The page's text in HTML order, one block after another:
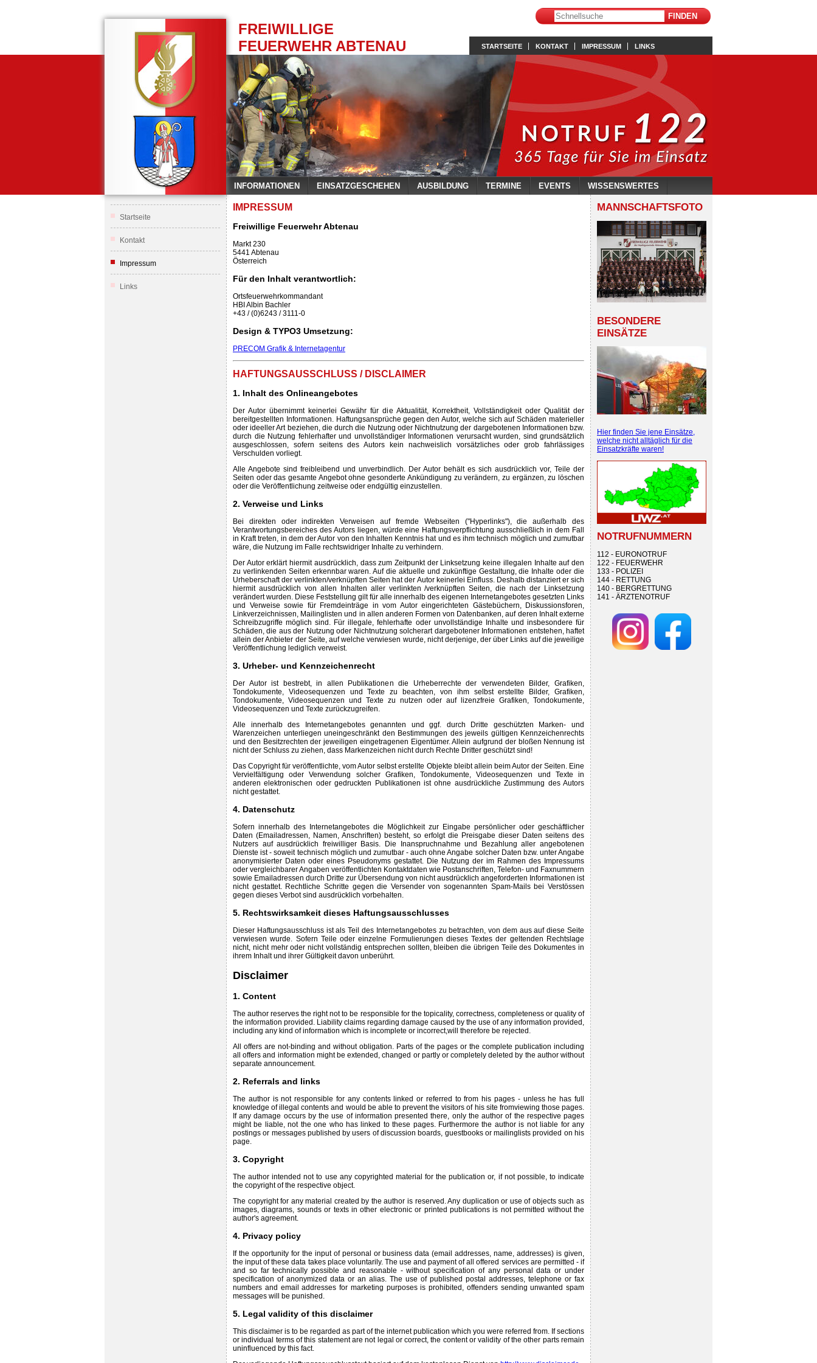
FREIWILLIGE
FEUERWEHR ABTENAU
STARTSEITE KONTAKT IMPRESSUM LINKS
INFORMATIONEN EINSATZGESCHEHEN AUSBILDUNG TERMINE EVENTS WISSENSWERTES
Startseite
Kontakt
Impressum
Links
IMPRESSUM
Freiwillige Feuerwehr Abtenau
Markt 230
5441 Abtenau
Österreich
Für den Inhalt verantwortlich:
Ortsfeuerwehrkommandant
HBI Albin Bachler
+43 / (0)6243 / 3111-0
Design & TYPO3 Umsetzung:
PRECOM Grafik & Internetagentur
HAFTUNGSAUSSCHLUSS / DISCLAIMER
1. Inhalt des Onlineangebotes
Der Autor übernimmt keinerlei Gewähr für die Aktualität, Korrektheit, Vollständigkeit oder Qualität der
bereitgestellten Informationen. Haftungsansprüche gegen den Autor, welche sich auf Schäden materieller
oder ideeller Art beziehen, die durch die Nutzung oder Nichtnutzung der dargebotenen Informationen bzw.
durch die Nutzung fehlerhafter und unvollständiger Informationen verursacht wurden, sind grundsätzlich
ausgeschlossen, sofern seitens des Autors kein nachweislich vorsätzliches oder grob fahrlässiges
Verschulden vorliegt.
Alle Angebote sind freibleibend und unverbindlich. Der Autor behält es sich ausdrücklich vor, Teile der
Seiten oder das gesamte Angebot ohne gesonderte Ankündigung zu verändern, zu ergänzen, zu löschen
oder die Veröffentlichung zeitweise oder endgültig einzustellen.
2. Verweise und Links
Bei direkten oder indirekten Verweisen auf fremde Webseiten ("Hyperlinks"), die außerhalb des
Verantwortungsbereiches des Autors liegen, würde eine Haftungsverpflichtung ausschließlich in dem Fall
in Kraft treten, in dem der Autor von den Inhalten Kenntnis hat und es ihm technisch möglich und zumutbar
wäre, die Nutzung im Falle rechtswidriger Inhalte zu verhindern.
Der Autor erklärt hiermit ausdrücklich, dass zum Zeitpunkt der Linksetzung keine illegalen Inhalte auf den
zu verlinkenden Seiten erkennbar waren. Auf die aktuelle und zukünftige Gestaltung, die Inhalte oder die
Urheberschaft der verlinkten/verknüpften Seiten hat der Autor keinerlei Einfluss. Deshalb distanziert er sich
hiermit ausdrücklich von allen Inhalten aller verlinkten /verknüpften Seiten, die nach der Linksetzung
verändert wurden. Diese Feststellung gilt für alle innerhalb des eigenen Internetangebotes gesetzten Links
und Verweise sowie für Fremdeinträge in vom Autor eingerichteten Gästebüchern, Diskussionsforen,
Linkverzeichnissen, Mailinglisten und in allen anderen Formen von Datenbanken, auf deren Inhalt externe
Schreibzugriffe möglich sind. Für illegale, fehlerhafte oder unvollständige Inhalte und insbesondere für
Schäden, die aus der Nutzung oder Nichtnutzung solcherart dargebotener Informationen entstehen, haftet
allein der Anbieter der Seite, auf welche verwiesen wurde, nicht derjenige, der über Links auf die jeweilige
Veröffentlichung lediglich verweist.
3. Urheber- und Kennzeichenrecht
Der Autor ist bestrebt, in allen Publikationen die Urheberrechte der verwendeten Bilder, Grafiken,
Tondokumente, Videosequenzen und Texte zu beachten, von ihm selbst erstellte Bilder, Grafiken,
Tondokumente, Videosequenzen und Texte zu nutzen oder auf lizenzfreie Grafiken, Tondokumente,
Videosequenzen und Texte zurückzugreifen.
Alle innerhalb des Internetangebotes genannten und ggf. durch Dritte geschützten Marken- und
Warenzeichen unterliegen uneingeschränkt den Bestimmungen des jeweils gültigen Kennzeichenrechts
und den Besitzrechten der jeweiligen eingetragenen Eigentümer. Allein aufgrund der bloßen Nennung ist
nicht der Schluss zu ziehen, dass Markenzeichen nicht durch Rechte Dritter geschützt sind!
Das Copyright für veröffentlichte, vom Autor selbst erstellte Objekte bleibt allein beim Autor der Seiten. Eine
Vervielfältigung oder Verwendung solcher Grafiken, Tondokumente, Videosequenzen und Texte in
anderen elektronischen oder gedruckten Publikationen ist ohne ausdrückliche Zustimmung des Autors
nicht gestattet.
4. Datenschutz
Sofern innerhalb des Internetangebotes die Möglichkeit zur Eingabe persönlicher oder geschäftlicher
Daten (Emailadressen, Namen, Anschriften) besteht, so erfolgt die Preisgabe dieser Daten seitens des
Nutzers auf ausdrücklich freiwilliger Basis. Die Inanspruchnahme und Bezahlung aller angebotenen
Dienste ist - soweit technisch möglich und zumutbar - auch ohne Angabe solcher Daten bzw. unter Angabe
anonymisierter Daten oder eines Pseudonyms gestattet. Die Nutzung der im Rahmen des Impressums
oder vergleichbarer Angaben veröffentlichten Kontaktdaten wie Postanschriften, Telefon- und Faxnummern
sowie Emailadressen durch Dritte zur Übersendung von nicht ausdrücklich angeforderten Informationen ist
nicht gestattet. Rechtliche Schritte gegen die Versender von sogenannten Spam-Mails bei Verstössen
gegen dieses Verbot sind ausdrücklich vorbehalten.
5. Rechtswirksamkeit dieses Haftungsausschlusses
Dieser Haftungsausschluss ist als Teil des Internetangebotes zu betrachten, von dem aus auf diese Seite
verwiesen wurde. Sofern Teile oder einzelne Formulierungen dieses Textes der geltenden Rechtslage
nicht, nicht mehr oder nicht vollständig entsprechen sollten, bleiben die übrigen Teile des Dokumentes in
ihrem Inhalt und ihrer Gültigkeit davon unberührt.
Disclaimer
1. Content
The author reserves the right not to be responsible for the topicality, correctness, completeness or quality of
the information provided. Liability claims regarding damage caused by the use of any information provided,
including any kind of information which is incomplete or incorrect,will therefore be rejected.
All offers are not-binding and without obligation. Parts of the pages or the complete publication including
all offers and information might be extended, changed or partly or completely deleted by the author without
separate announcement.
2. Referrals and links
The author is not responsible for any contents linked or referred to from his pages - unless he has full
knowledge of illegal contents and would be able to prevent the visitors of his site fromviewing those pages.
If any damage occurs by the use of information presented there, only the author of the respective pages
might be liable, not the one who has linked to these pages. Furthermore the author is not liable for any
postings or messages published by users of discussion boards, guestbooks or mailinglists provided on his
page.
3. Copyright
The author intended not to use any copyrighted material for the publication or, if not possible, to indicate
the copyright of the respective object.
The copyright for any material created by the author is reserved. Any duplication or use of objects such as
images, diagrams, sounds or texts in other electronic or printed publications is not permitted without the
author's agreement.
4. Privacy policy
If the opportunity for the input of personal or business data (email addresses, name, addresses) is given,
the input of these data takes place voluntarily. The use and payment of all offered services are permitted - if
and so far technically possible and reasonable - without specification of any personal data or under
specification of anonymized data or an alias. The use of published postal addresses, telephone or fax
numbers and email addresses for marketing purposes is prohibited, offenders sending unwanted spam
messages will be punished.
5. Legal validity of this disclaimer
This disclaimer is to be regarded as part of the internet publication which you were referred from. If sections
or individual terms of this statement are not legal or correct, the content or validity of the other parts remain
uninfluenced by this fact.
MANNSCHAFTSFOTO
BESONDERE
EINSÄTZE
Hier finden Sie jene Einsätze,
welche nicht alltäglich für die
Einsatzkräfte waren!
NOTRUFNUMMERN
112 - EURONOTRUF
122 - FEUERWEHR
133 - POLIZEI
144 - RETTUNG
140 - BERGRETTUNG
141 - ÄRZTENOTRUF